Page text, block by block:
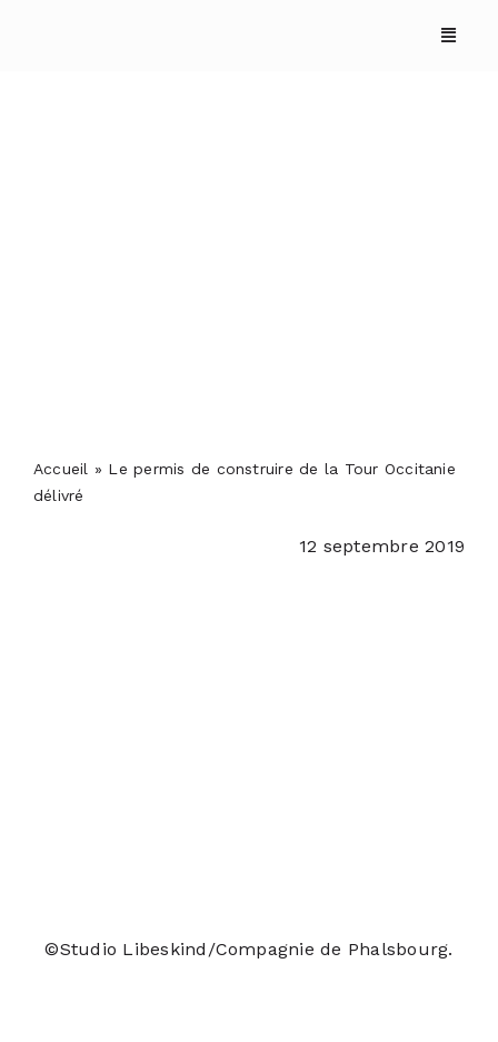
Accueil » Le permis de construire de la Tour Occitanie
délivré
12 septembre 2019
©Studio Libeskind/Compagnie de Phalsbourg.
PODCASTS